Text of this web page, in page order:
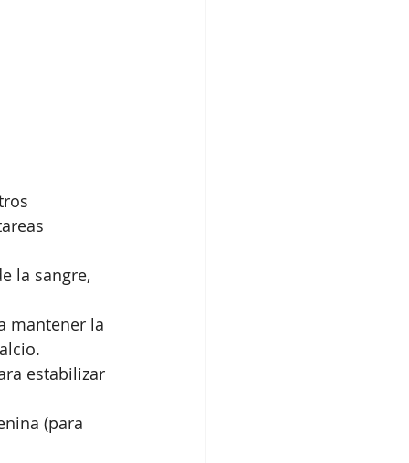
la sangre,
mantener la
estabilizar
(para